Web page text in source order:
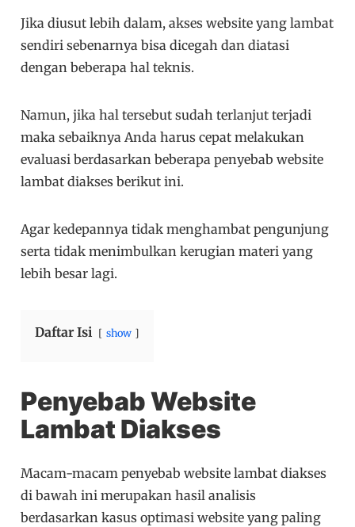
Jika diusut lebih dalam, akses website yang lambat
sendiri sebenarnya bisa dicegah dan diatasi
dengan beberapa hal teknis.
Namun, jika hal tersebut sudah terlanjut terjadi
maka sebaiknya Anda harus cepat melakukan
evaluasi berdasarkan beberapa penyebab website
lambat diakses berikut ini.
Agar kedepannya tidak menghambat pengunjung
serta tidak menimbulkan kerugian materi yang
lebih besar lagi.
Daftar Isi show
Penyebab Website
Lambat Diakses
Macam-macam penyebab website lambat diakses
di bawah ini merupakan hasil analisis
berdasarkan kasus optimasi website yang paling